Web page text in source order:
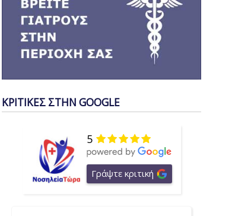
ΚΡΙΤΙΚΕΣ ΣΤΗΝ GOOGLE
5
Γράψτε κριτική